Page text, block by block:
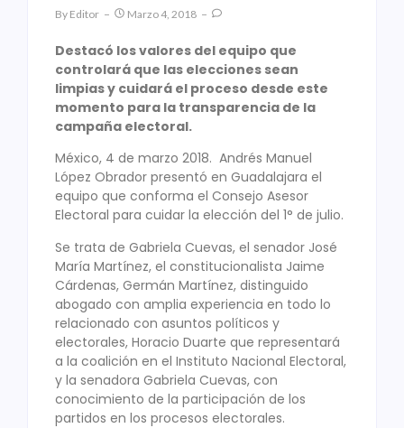
By Editor Marzo 4, 2018
Destacó los valores del equipo que
controlará que las elecciones sean
limpias y cuidará el proceso desde este
momento para la transparencia de la
campaña electoral.
México, 4 de marzo 2018. Andrés Manuel
López Obrador presentó en Guadalajara el
equipo que conforma el Consejo Asesor
Electoral para cuidar la elección del 1° de julio.
Se trata de Gabriela Cuevas, el senador José
María Martínez, el constitucionalista Jaime
Cárdenas, Germán Martínez, distinguido
abogado con amplia experiencia en todo lo
relacionado con asuntos políticos y
electorales, Horacio Duarte que representará
a la coalición en el Instituto Nacional Electoral,
y la senadora Gabriela Cuevas, con
conocimiento de la participación de los
partidos en los procesos electorales.